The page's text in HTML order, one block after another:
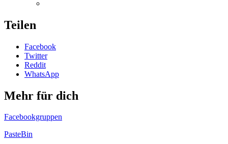
Teilen
Facebook
Twitter
Reddit
WhatsApp
Mehr für dich
Facebookgruppen
PasteBin